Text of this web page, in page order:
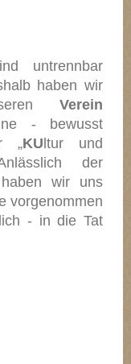
untrennbar
haben wir
Verein
- bewusst
„KUltur und
der
wir uns
vorgenommen
- in die Tat